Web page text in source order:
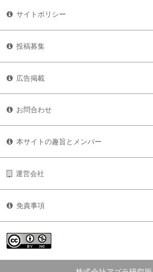
サイトポリシー
投稿募集
広告掲載
お問合わせ
本サイトの趣旨とメンバー
運営会社
免責事項